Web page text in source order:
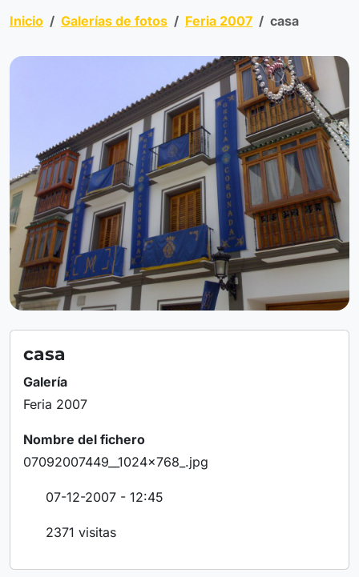
Inicio Galerías de fotos Feria 2007 casa
casa
Galería
Feria 2007
Nombre del fichero
07092007449__1024x768_.jpg
07-12-2007 - 12:45
2371 visitas